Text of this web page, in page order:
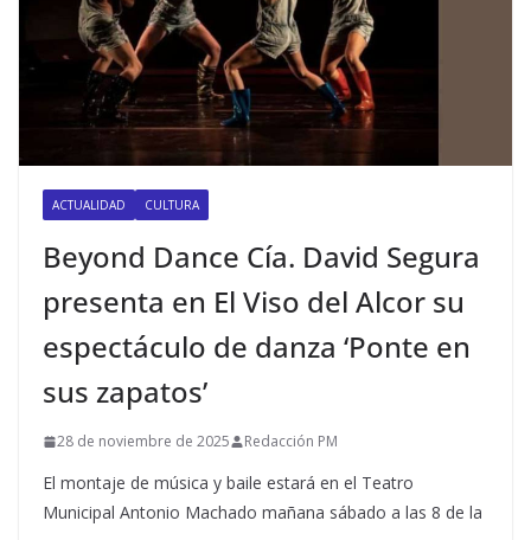
ACTUALIDAD CULTURA
Beyond Dance Cía. David Segura
presenta en El Viso del Alcor su
espectáculo de danza ‘Ponte en
sus zapatos’
28 de noviembre de 2025 Redacción PM
El montaje de música y baile estará en el Teatro
Municipal Antonio Machado mañana sábado a las 8 de la